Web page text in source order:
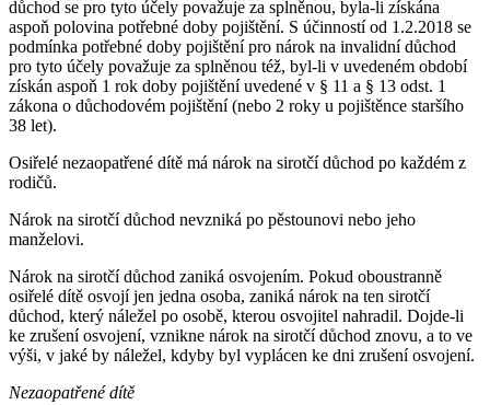
důchod se pro tyto účely považuje za splněnou, byla-li získána
aspoň polovina potřebné doby pojištění. S účinností od 1.2.2018 se
podmínka potřebné doby pojištění pro nárok na invalidní důchod
pro tyto účely považuje za splněnou též, byl-li v uvedeném období
získán aspoň 1 rok doby pojištění uvedené v § 11 a § 13 odst. 1
zákona o důchodovém pojištění (nebo 2 roky u pojištěnce staršího
38 let).
Osiřelé nezaopatřené dítě má nárok na sirotčí důchod po každém z
rodičů.
Nárok na sirotčí důchod nevzniká po pěstounovi nebo jeho
manželovi.
Nárok na sirotčí důchod zaniká osvojením. Pokud oboustranně
osiřelé dítě osvojí jen jedna osoba, zaniká nárok na ten sirotčí
důchod, který náležel po osobě, kterou osvojitel nahradil. Dojde-li
ke zrušení osvojení, vznikne nárok na sirotčí důchod znovu, a to ve
výši, v jaké by náležel, kdyby byl vyplácen ke dni zrušení osvojení.
Nezaopatřené dítě